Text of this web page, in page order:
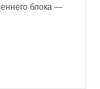
блока —